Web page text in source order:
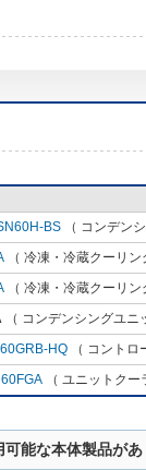
BS （ コンデン
（ 冷凍・冷蔵クーリ
（ 冷凍・冷蔵クーリ
（ コンデンシングユ
HQ （ コント
（ ユニットク
可能な本体製品が